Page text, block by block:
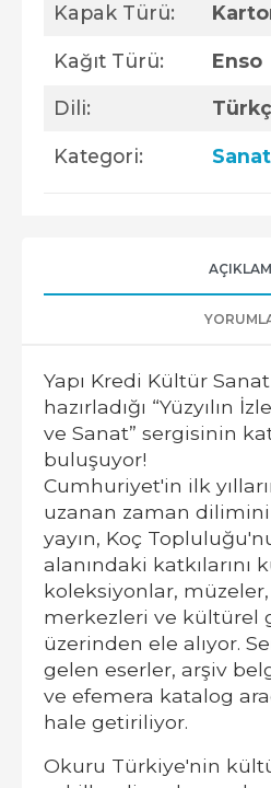
Kapak Türü:
Kağıt Türü: Enso
Dili:
Kategori: Sanat
Yapı Kredi Kültür Sanat
hazırladığı “Yüzyılın
ve Sanat” sergisinin
buluşuyor!
Cumhuriyet'in ilk
uzanan zaman dilimini
yayın, Koç
alanındaki katkılarını
koleksiyonlar, müzeler,
merkezleri ve kültürel
üzerinden ele alıyor.
gelen eserler, arşiv
ve efemera katalog
hale getiriliyor.
Okuru Türkiye'nin